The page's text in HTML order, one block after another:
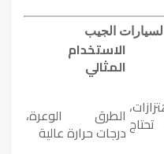
لسيارات الجيب
الاستخدام
المثالي
الطرق الوعرة،
درجات حرارة عالية